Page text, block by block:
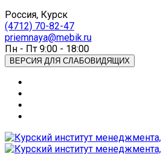
Россия, Курск
(4712) 70-82-47
priemnaya@mebik.ru
Пн - Пт 9:00 - 18:00
ВЕРСИЯ ДЛЯ СЛАБОВИДЯЩИХ